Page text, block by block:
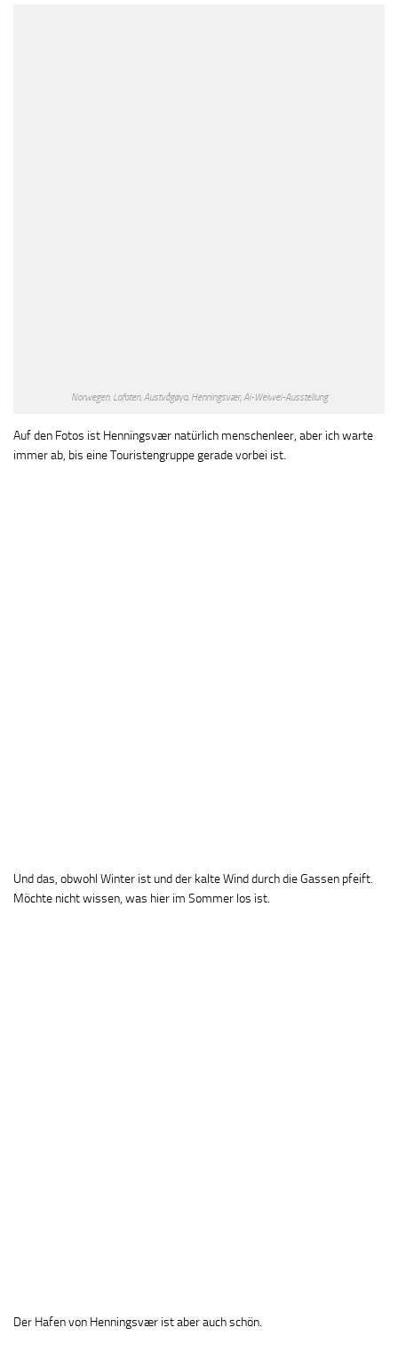
Norwegen. Lofoten, Austvågøya, Henningsvær, Ai-Weiwei-Ausstellung
Auf den Fotos ist Henningsvær natürlich menschenleer, aber ich warte
immer ab, bis eine Touristengruppe gerade vorbei ist.
Und das, obwohl Winter ist und der kalte Wind durch die Gassen pfeift.
Möchte nicht wissen, was hier im Sommer los ist.
Der Hafen von Henningsvær ist aber auch schön.